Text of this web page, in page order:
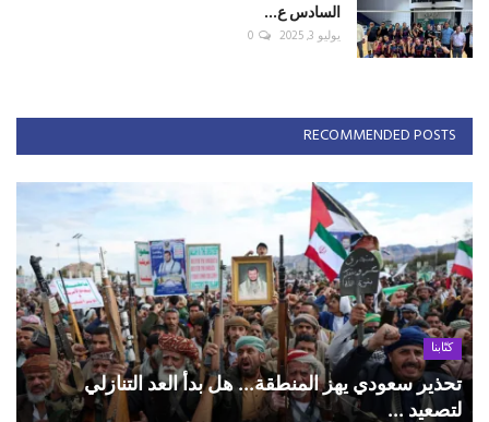
السادس ع...
يوليو 3, 2025 0
RECOMMENDED POSTS
كتّابنا
تحذير سعودي يهز المنطقة... هل بدأ العد التنازلي
لتصعيد ...